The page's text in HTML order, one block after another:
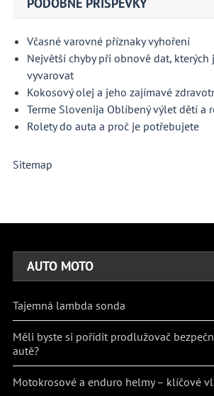
Včasné varovné příznaky vyhoření
Největší chyby při obnově dat, kterých
vyvarovat
Kokosový olej a jeho zajímavé
Terme Slovenija Oblíbený výlet dětí a
Rolety do auta a proč je potřebujete
Sitemap
AUTO MOTO
Tajemná lambda sonda
Měli byste si pořídit prodlužovač
autě?
Motokrosové a enduro helmy – klíčové